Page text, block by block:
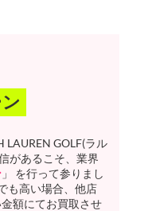
LAUREN GOLF(ラル
があるこそ、業界
」 を行って参りまし
も高い場合、他店
額にてお買取させ